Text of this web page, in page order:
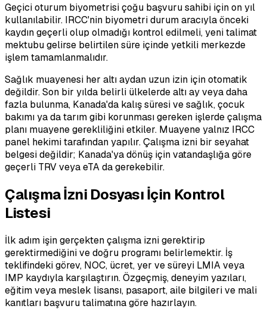
Geçici oturum biyometrisi çoğu başvuru sahibi için on yıl
kullanılabilir. IRCC'nin biyometri durum aracıyla önceki
kaydın geçerli olup olmadığı kontrol edilmeli, yeni talimat
mektubu gelirse belirtilen süre içinde yetkili merkezde
işlem tamamlanmalıdır.
Sağlık muayenesi her altı aydan uzun izin için otomatik
değildir. Son bir yılda belirli ülkelerde altı ay veya daha
fazla bulunma, Kanada'da kalış süresi ve sağlık, çocuk
bakımı ya da tarım gibi korunması gereken işlerde çalışma
planı muayene gerekliliğini etkiler. Muayene yalnız IRCC
panel hekimi tarafından yapılır. Çalışma izni bir seyahat
belgesi değildir; Kanada'ya dönüş için vatandaşlığa göre
geçerli TRV veya eTA da gerekebilir.
Çalışma İzni Dosyası İçin Kontrol
Listesi
İlk adım işin gerçekten çalışma izni gerektirip
gerektirmediğini ve doğru programı belirlemektir. İş
teklifindeki görev, NOC, ücret, yer ve süreyi LMIA veya
IMP kaydıyla karşılaştırın. Özgeçmiş, deneyim yazıları,
eğitim veya meslek lisansı, pasaport, aile bilgileri ve mali
kanıtları başvuru talimatına göre hazırlayın.